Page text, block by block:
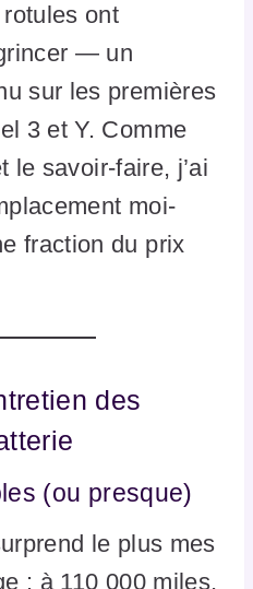
ont
— un
sur les premières
3 et Y. Comme
le savoir-faire, j’ai
moi-
fraction du prix
des
(ou presque)
le plus mes
: à 110 000 miles,